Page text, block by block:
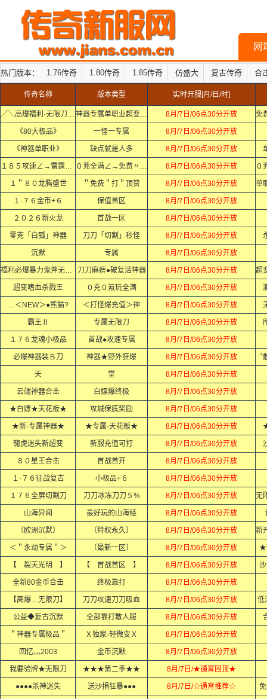
网
热门版本： 1.76传奇 1.80传奇 1.85传奇 仿盛大 复古传奇 合
传奇名称 版本类型 实时开服[月/日/时]
╱╲高爆福利·无限刀╱╲ 神器专属单职业超变迷失中变 8月/7日/06点30分开放
《80大极品》 一怪一专属 8月/7日/06点30分开放
《神器单职业》 缺点就是人多 8月/7日/06点30分开放
１８５攻速∠→雷霆②合① ０茺全满∠→免费〃打顶赞 8月/7日/06点30分开放
１＂８０龙腾盛世 ＂免费＂打＂顶赞 8月/7日/06点30分开放
１·７６金币+６ 保值首区 8月/7日/06点30分开放
２０２６新火龙 首战一区 8月/7日/06点30分开放
零茺「白瓢」神器 刀刀「切割」秒怪 8月/7日/06点30分开放
沉默 专属 8月/7日/06点30分开放
福利必爆暴力鬼斧无限刀 刀刀麻痹●破复活神器 8月/7日/06点30分开放
超变嗜血杀戮王 ０充０氪玩全满 8月/7日/06点30分开放
﹍＜NEW＞●熊猫? ＜打怪爆充值＞神 8月/7日/06点30分开放
霸王Ⅱ 专属无限刀 8月/7日/06点30分开放
１７６龙魂小极品 首战●攻速专属 8月/7日/06点30分开放
必爆神器装Ｂ刀 神器★野外狂爆 8月/7日/06点30分开放
天 堂 8月/7日/06点30分开放
云端神器合击 白嫖爆终极 8月/7日/06点30分开放
★白嫖★天花板★ 攻城保底奖励 8月/7日/06点30分开放
★新·专属神器★ ★专属·天花板★ 8月/7日/06点30分开放
龍虎迷失新超变 新服充值可打 8月/7日/06点30分开放
８０星王合击 首战首开 8月/7日/06点30分开放
１·７６征战复古 小极品+６ 8月/7日/06点30分开放
１７６全屏切割刀 刀刀冰冻刀刀５% 8月/7日/06点30分开放
山海异闻 最好玩的山海经 8月/7日/06点30分开放
〔欧洲沉默〕 〔特权永久〕 8月/7日/06点30分开放
＜＂永劫专属＂＞ 〔最新一区〕 8月/7日/06点30分开放 ★
【 裂天光明 】 【 首战首区 】 8月/7日/06点30分开放
全新80金币合击 终极靠打 8月/7日/06点30分开放
【高爆﹍无限刀】 刀刀攻速刀刀吸血 8月/7日/06点30分开放 低
公益◆复古沉默 全部靠打散人服 8月/7日/06点30分开放
＂神器专属极品＂ Ｘ独家·轻微变Ｘ 8月/7日/06点30分开放
回忆灬2003 金币沉默 8月/7日/06点30分开放
我要验牌★无限刀 ★★★第二季★★ 8月/7日/★通宵固顶★
●●●●杀神迷失 送沙捐狂暴●●● 8月/7日/☆通宵推荐☆